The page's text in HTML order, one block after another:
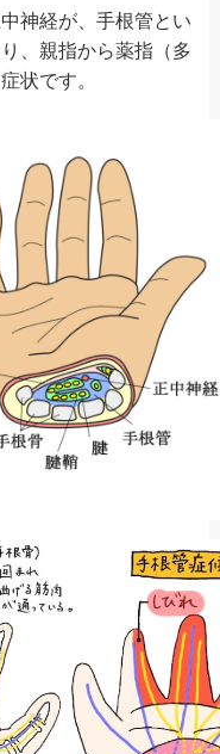
神経が、手根管とい
、親指から薬指（多
状です。